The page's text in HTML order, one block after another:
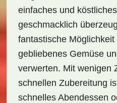
einfaches und
geschmacklich
fantastische Möglichkeit
gebliebenes Gemüse
verwerten. Mit wenigen
schnellen Zubereitung
schnelles Abendessen